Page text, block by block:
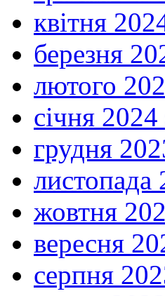
квітня
березня
лютого
січня
грудня
листопада
жовтня
вересня
серпня